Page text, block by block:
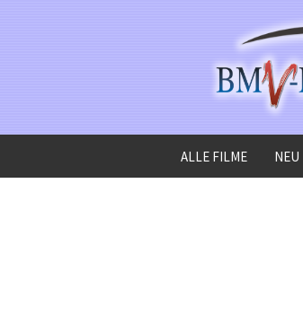
ALLE FILME NEU
Chucky - Die komplette